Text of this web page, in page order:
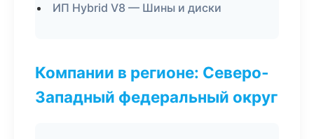
ИП Hybrid V8 — Шины и диски
Компании в регионе: Северо-
Западный федеральный округ